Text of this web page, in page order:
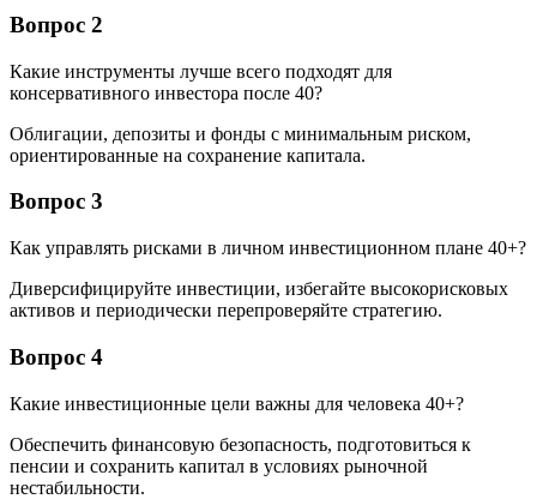
Вопрос 2
Какие инструменты лучше всего подходят для
консервативного инвестора после 40?
Облигации, депозиты и фонды с минимальным риском,
ориентированные на сохранение капитала.
Вопрос 3
Как управлять рисками в личном инвестиционном плане 40+?
Диверсифицируйте инвестиции, избегайте высокорисковых
активов и периодически перепроверяйте стратегию.
Вопрос 4
Какие инвестиционные цели важны для человека 40+?
Обеспечить финансовую безопасность, подготовиться к
пенсии и сохранить капитал в условиях рыночной
нестабильности.